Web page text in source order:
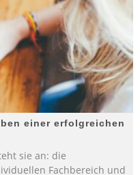
einer erfolgreichen
sie an: die
Fachbereich und